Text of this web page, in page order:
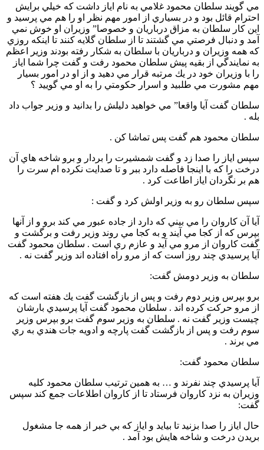
مي گويند سلطان محمود غلامي به نام اياز داشت كه خيلي برايش
احترام قائل بود و در بسياري از امور مهم نظر او را هم مي پرسيد و
اين كار سلطان به مزاق درباريان و خصوصا” وزيران او خوش نمي
آمد و دنبال فرصتي مي گشتند تا از سلطان گلايه كنند تا اينكه روزي
كه همه وزيران و درباريان با سلطان به شكار رفته بودند وزير اعظم
به نمايندگي از بقيه پيش سلطان محمود رفت و گفت چرا شما اياز
را با وزيران خود در يك مرتبه قرار مي دهيد و از او در امور بسيار
مهم مشورت مي طلبيد و اسرار حكومتي را به او مي گوييد ؟
سلطان گفت آيا واقعا” مي خواهيد دليلش را بدانيد و وزير جواب داد
بله .
سلطان محمود هم گفت پس تماشا كن .
سپس اياز را صدا زد و گفت شمشيرت را بردار و برو شاخه هاي آن
درخت را كه با اينجا فاصله دارد ببر و تا صدايت نكرده ام سرت را
هم بر نگردان اياز اطاعت كرد .
سپس سلطان رو به وزير اولش كرد و گفت :
آيا آن كاروان را مي بيني كه دارد از جاده عبور مي كند برو و از آنها
بپرس كه از كجا مي آيند و به كجا مي روند وزير رفت و برگشت و
گفت كاروان از مرو مي آيد و عازم ري است . سلطان محمود گفت
آيا پرسيدي چند روز است كه از مرو راه افتاده اند وزير گفت نه .
سلطان به وزير دومش گفت:
برو بپرس وزير دوم رفت و پس از بازگشت گفت يك هفته است كه
از مرو حركت كرده اند . سلطان محمود گفت آيا پرسيدي بارشان
چيست وزير گفت نه . سلطان به وزير سوم گفت برو بپرس وزير
سوم رفت و پس از بازگشت گفت پارچه و ادويه جات هندي به ري
مي برند .
سلطان محمود گفت:
آيا پرسيدي چند نفرند و … به همين ترتيب سلطان محمود كليه
وزيران به نزد كاروان فرستاد تا از كاروان اطلاعات جمع كند سپس
گفت:
حال اياز را صدا بزنيد تا بيايد و اياز كه بي خبر از همه جا مشغول
بريدن درخت و شاخه هايش بود آمد .